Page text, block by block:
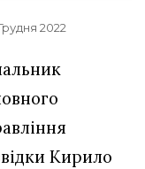
2022
Кирило